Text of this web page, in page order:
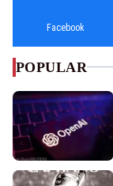
Facebook
POPULAR